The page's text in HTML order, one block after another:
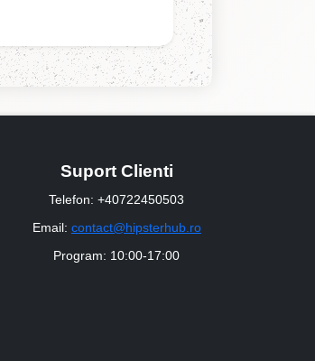
Suport Clienti
Telefon: +40722450503
Email: contact@hipsterhub.ro
Program: 10:00-17:00